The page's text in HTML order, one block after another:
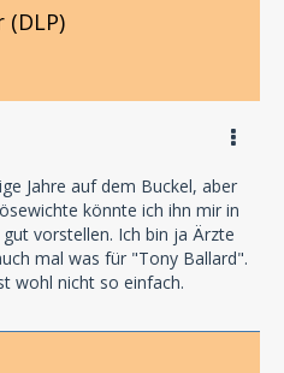
Jahre auf dem Buckel, aber
könnte ich ihn mir in
vorstellen. Ich bin ja Ärzte
mal was für "Tony Ballard".
wohl nicht so einfach.